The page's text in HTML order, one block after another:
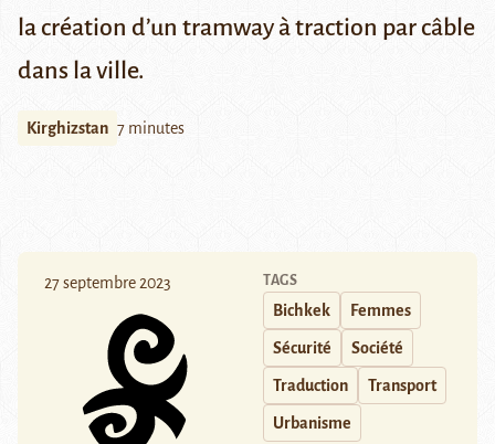
la création d’un tramway à traction par câble
dans la ville.
Kirghizstan 7 minutes
27 septembre 2023 TAGS
Bichkek Femmes
Sécurité Société
Traduction Transport
Urbanisme